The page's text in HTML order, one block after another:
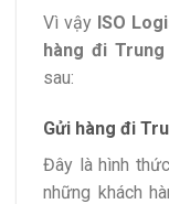
Vì vậy ISO
hàng đi Trung
sau:
Gửi hàng đi
Đây là hình thức
những khách